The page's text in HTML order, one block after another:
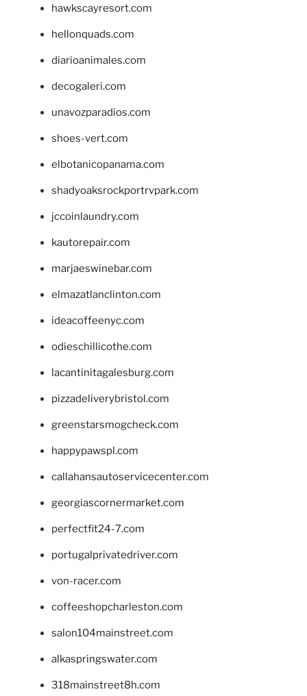
hawkscayresort.com
hellonquads.com
diarioanimales.com
decogaleri.com
unavozparadios.com
shoes-vert.com
elbotanicopanama.com
shadyoaksrockportrvpark.com
jccoinlaundry.com
kautorepair.com
marjaeswinebar.com
elmazatlanclinton.com
ideacoffeenyc.com
odieschillicothe.com
lacantinitagalesburg.com
pizzadeliverybristol.com
greenstarsmogcheck.com
happypawspl.com
callahansautoservicecenter.com
georgiascornermarket.com
perfectfit24-7.com
portugalprivatedriver.com
von-racer.com
coffeeshopcharleston.com
salon104mainstreet.com
alkaspringswater.com
318mainstreet8h.com